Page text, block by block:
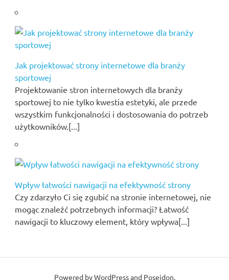
Jak projektować strony internetowe dla branży
sportowej
Projektowanie stron internetowych dla branży
sportowej to nie tylko kwestia estetyki, ale przede
wszystkim funkcjonalności i dostosowania do potrzeb
użytkowników.[...]
Wpływ łatwości nawigacji na efektywność strony
Czy zdarzyło Ci się zgubić na stronie internetowej, nie
mogąc znaleźć potrzebnych informacji? Łatwość
nawigacji to kluczowy element, który wpływa[...]
Powered byWordPressand Poseidon.